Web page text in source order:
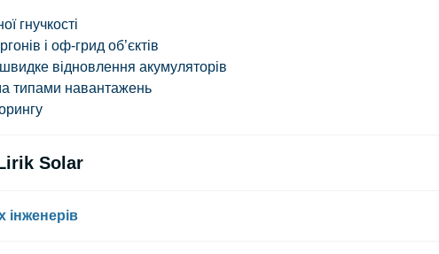
гнучкості
і оф-грид об’єктів
відновлення акумуляторів
типами навантажень
Solar